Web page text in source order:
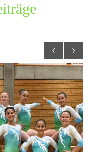
‹ ›